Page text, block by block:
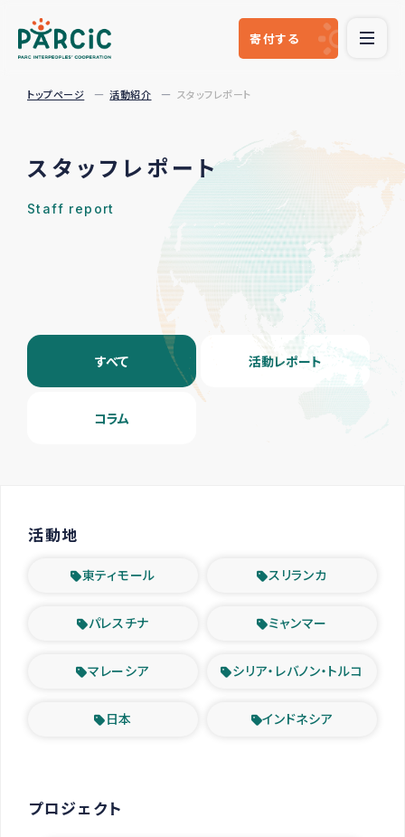
寄付する
トップページ 活動紹介 スタッフレポート
スタッフレポート
Staff report
すべて 活動レポート
コラム
活動地
東ティモール スリランカ
パレスチナ ミャンマー
マレーシア シリア・レバノン・トルコ
日本 インドネシア
プロジェクト